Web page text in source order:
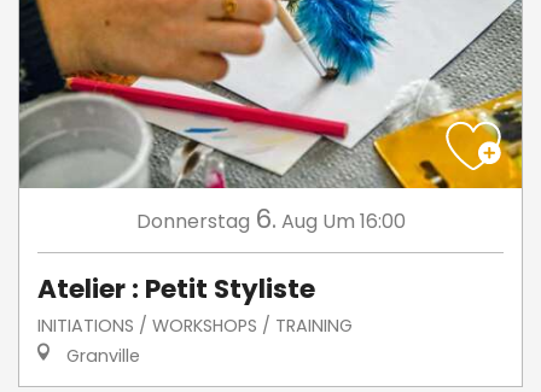
Donnerstag 6. Aug Um 16:00
Atelier : Petit Styliste
INITIATIONS / WORKSHOPS / TRAINING
Granville